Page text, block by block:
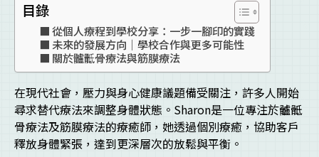
目錄
從個人療程到學校分享：一步一腳印的實踐
未來的發展方向｜學校合作與更多可能性
關於髗骶骨療法與筋膜療法
在現代社會，壓力與身心健康議題備受關注，許多人開始
尋求替代療法來調整身體狀態。Sharon是一位專注於髗骶
骨療法及筋膜療法的療癒師，她透過個別療癒，協助客戶
釋放身體緊張，達到更深層次的放鬆與平衡。